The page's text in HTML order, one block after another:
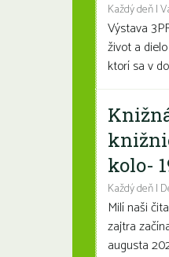
Každý deň |
Výstava
život a
ktorí sa v
kolo-
Každý deň |
Milí naši
zajtra
augusta